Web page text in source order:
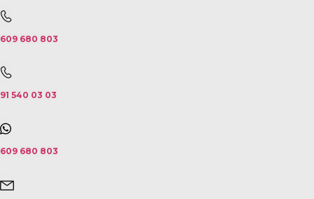
609 680 803
91 540 03 03
609 680 803